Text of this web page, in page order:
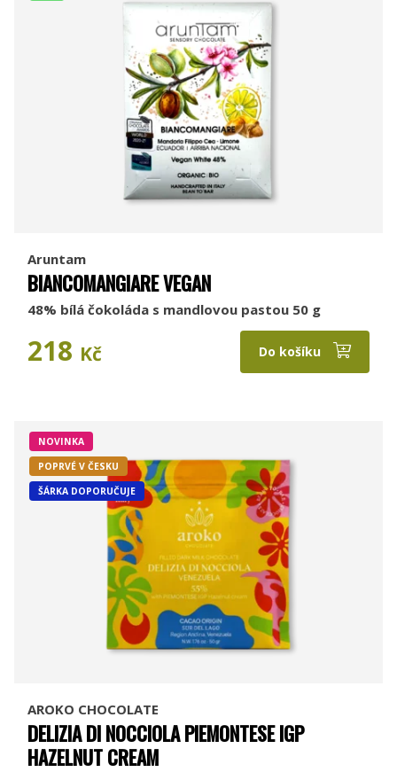
Aruntam
BIANCOMANGIARE VEGAN
48% bílá čokoláda s mandlovou pastou 50 g
218 Kč Do košíku
NOVINKA
POPRVÉ V ČESKU
ŠÁRKA DOPORUČUJE
AROKO CHOCOLATE
DELIZIA DI NOCCIOLA PIEMONTESE IGP
HAZELNUT CREAM